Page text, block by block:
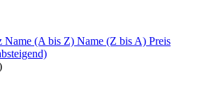
Name (A bis Z) Name (Z bis A) Preis